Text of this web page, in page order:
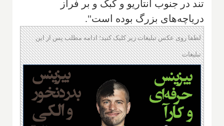
تند در جنوب انتاریو و کبک و بر فراز
دریاچه‌های بزرگ بوده است".
لطفا روی عکس تبلیغات زیر کلیک کنید؛ ادامه مطلب پس از این
تبلیغات